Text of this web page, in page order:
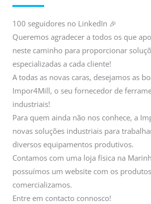
100 seguidores no LinkedIn 🎉
Queremos agradecer a todos os que
neste caminho para proporcionar
especializadas a cada cliente!
A todas as novas caras, desejamos as
Impor4Mill, o seu fornecedor de
industriais!
Para quem ainda não nos conhece, a
novas soluções industriais para
diversos equipamentos produtivos.
Contamos com uma loja física na
possuímos um website com os
comercializamos.
Entre em contacto connosco!